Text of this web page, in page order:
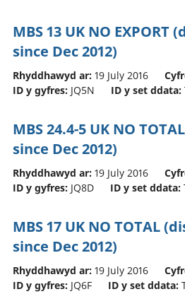
MBS 13 UK NO EXPORT
since Dec 2012)
Rhyddhawyd ar: 19 July 2016
ID y gyfres: JQ5N ID y set ddata:
MBS 24.4-5 UK NO
since Dec 2012)
Rhyddhawyd ar: 19 July 2016
ID y gyfres: JQ8D ID y set ddata:
MBS 17 UK NO TOTAL
since Dec 2012)
Rhyddhawyd ar: 19 July 2016
ID y gyfres: JQ6F ID y set ddata: